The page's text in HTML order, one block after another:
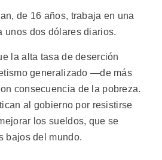
de 16 años, trabaja en una
unos dos dólares diarios.
la alta tasa de deserción
generalizado —de más
consecuencia de la pobreza.
al gobierno por resistirse
los sueldos, que se
bajos del mundo.